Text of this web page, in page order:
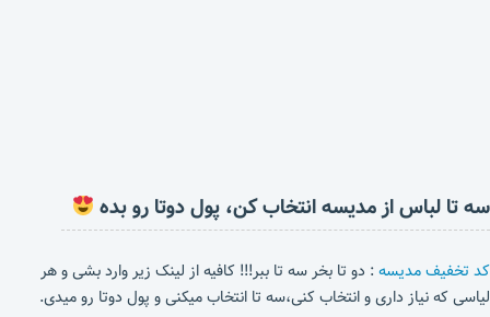
سه تا لباس از مدیسه انتخاب کن، پول دوتا رو بده
کد تخفیف مدیسه: دو تا بخر سه تا ببر!!! کافیه از لینک زیر وارد بشی و هر
لیاسی که نیاز داری و انتخاب کنی،سه تا انتخاب میکنی و پول دوتا رو میدی.